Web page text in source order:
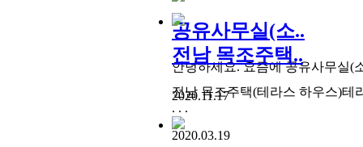
공유사무실(소..
안녕하세요. 요즘에 공유사무실(
2020.11.17
전남 목조주택..
전남 목조주택(테라스 하우스)테
. . .
2020.03.19